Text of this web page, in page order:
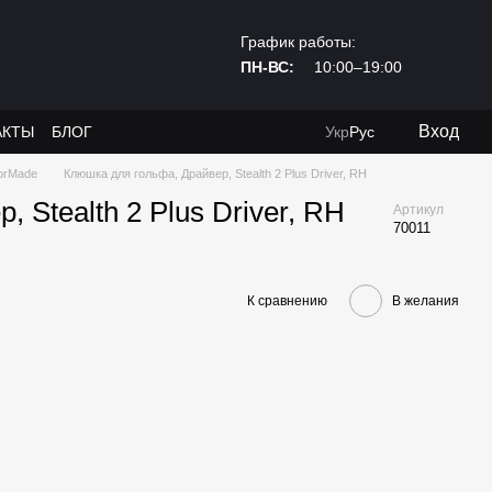
График работы:
ПН-ВС:
10:00–19:00
БЛОГ УкрРус Вход
Клюшка для гольфа, Драйвер, Stealth 2 Plus Driver, RH
Stealth 2 Plus Driver, RH Артикул
70011
К сравнению В желания